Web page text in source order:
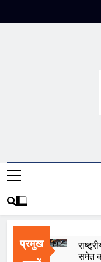
प्रमुख
समेत